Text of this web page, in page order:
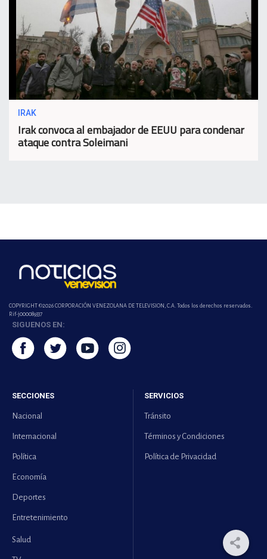
IRAK
Irak convoca al embajador de EEUU para condenar
ataque contra Soleimani
COPYRIGHT ©2026 CORPORACIÓN VENEZOLANA DE TELEVISION, C.A. Todos los derechos reservados.
Rif-j000089337
SIGUENOS EN:
SECCIONES
Nacional
Internacional
Política
Economía
Deportes
Entretenimiento
Salud
SERVICIOS
Tránsito
Términos y Condiciones
Política de Privacidad